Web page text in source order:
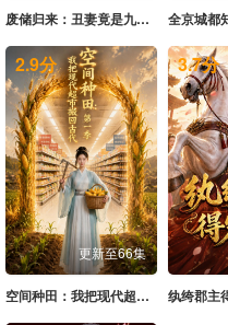
废储归来：丑妻竟是九天女帝
2.9分
更新至66集
空间种田：我把现代超市搬回古代第一季
3.7分